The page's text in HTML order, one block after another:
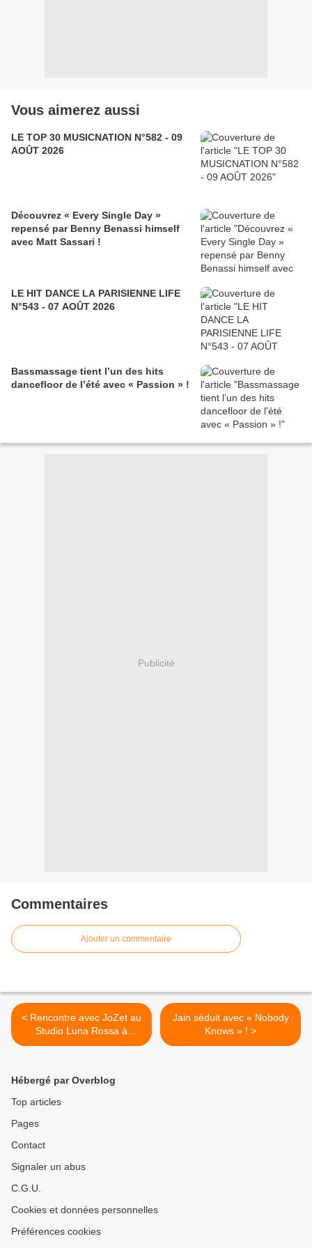
Vous aimerez aussi
LE TOP 30 MUSICNATION N°582 - 09
AOÛT 2026
Découvrez « Every Single Day »
repensé par Benny Benassi himself
avec Matt Sassari !
LE HIT DANCE LA PARISIENNE LIFE
N°543 - 07 AOÛT 2026
Bassmassage tient l’un des hits
dancefloor de l’été avec « Passion » !
Publicité
Commentaires
Ajouter un commentaire
< Rencontre avec JoZet au
Studio Luna Rossa à
l’occasion de la parution de
Jain séduit avec « Nobody
Knows » ! >
Hébergé par Overblog
Top articles
Pages
Contact
Signaler un abus
C.G.U.
Cookies et données personnelles
Préférences cookies